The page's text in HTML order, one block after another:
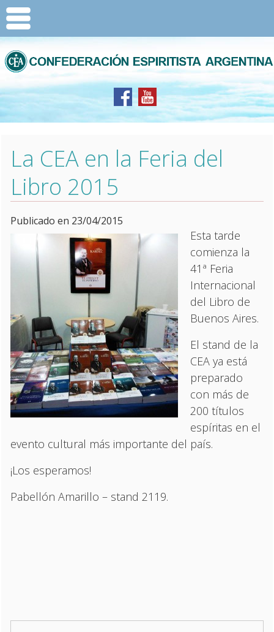
La CEA en la Feria del
Libro 2015
Publicado en 23/04/2015
Esta tarde
comienza la
41ª Feria
Internacional
del Libro de
Buenos Aires.
El stand de la
CEA ya está
preparado
con más de
200 títulos
espíritas en el
evento cultural más importante del país.
¡Los esperamos!
Pabellón Amarillo – stand 2119.